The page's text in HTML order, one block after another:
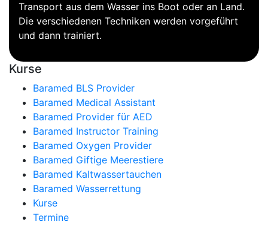
Transport aus dem Wasser ins Boot oder an Land.
Die verschiedenen Techniken werden vorgeführt
und dann trainiert.
Kurse
Baramed BLS Provider
Baramed Medical Assistant
Baramed Provider für AED
Baramed Instructor Training
Baramed Oxygen Provider
Baramed Giftige Meerestiere
Baramed Kaltwassertauchen
Baramed Wasserrettung
Kurse
Termine